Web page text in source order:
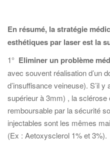
En résumé, la stratégie
esthétiques par laser est la
1° Eliminer un problème
avec souvent réalisation d’un
d’insuffisance veineuse). S’il
supérieur à 3mm) , la sclérose
remboursable par la sécurité
injectables sont les mêmes
(Ex : Aetoxysclerol 1% et 3%).